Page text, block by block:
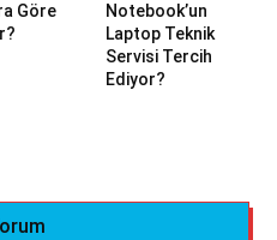
Göre
Notebook’un
Laptop Teknik
Servisi Tercih
Ediyor?